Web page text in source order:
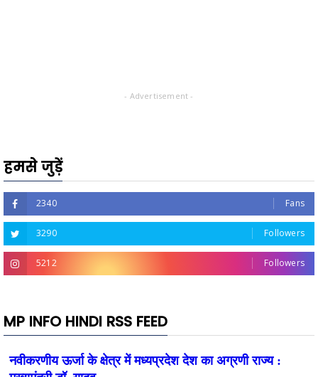
- Advertisement -
हमसे जुड़ें
2340 Fans
3290 Followers
5212 Followers
MP INFO HINDI RSS FEED